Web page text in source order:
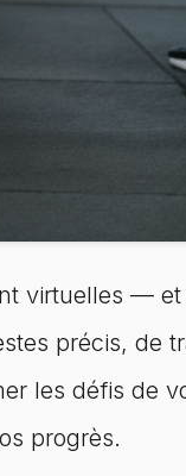
virtuelles — et
précis, de
les défis de
progrès.